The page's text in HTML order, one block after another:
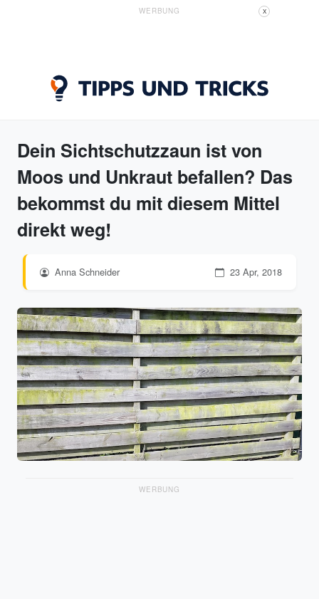
WERBUNG X
Dein Sichtschutzzaun ist von
Moos und Unkraut befallen? Das
bekommst du mit diesem Mittel
direkt weg!
Anna Schneider 23 Apr, 2018
WERBUNG